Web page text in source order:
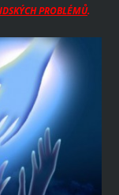
PROBLÉMŮ.